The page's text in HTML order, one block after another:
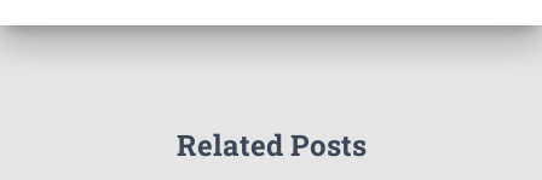
Related Posts